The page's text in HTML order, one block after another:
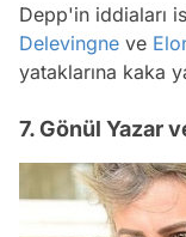
Depp'in iddiaları
Delevingne ve
yataklarına kaka
7. Gönül Yazar